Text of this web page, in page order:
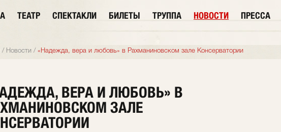
ТЕАТР СПЕКТАКЛИ БИЛЕТЫ ТРУППА НОВОСТИ ПРЕССА
/ Новости / «Надежда, вера и любовь» в Рахманиновском зале Консерватории
ВЕРА И ЛЮБОВЬ» В
ЗАЛЕ